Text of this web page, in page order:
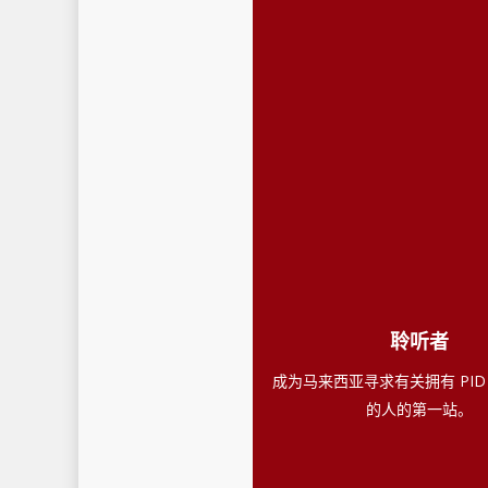
聆听者
成为马来西亚寻求有关拥有
的人的第一站。